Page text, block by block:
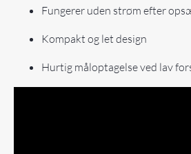
Fungerer uden strøm efter
Kompakt og let design
Hurtig måloptagelse ved lav